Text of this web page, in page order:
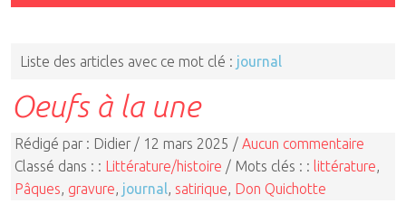
Liste des articles avec ce mot clé : journal
Oeufs à la une
Rédigé par : Didier / 12 mars 2025 / Aucun commentaire
Classé dans : : Littérature/histoire / Mots clés : : littérature
Pâques gravure journal satirique Don Quichotte